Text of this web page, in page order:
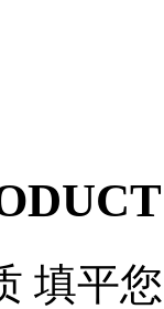
填平